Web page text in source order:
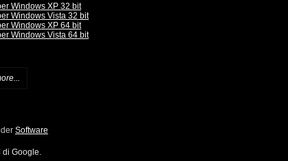
Windows XP 32 bit
Windows Vista 32 bit
Windows XP 64 bit
Windows Vista 64 bit
Software
di Google.